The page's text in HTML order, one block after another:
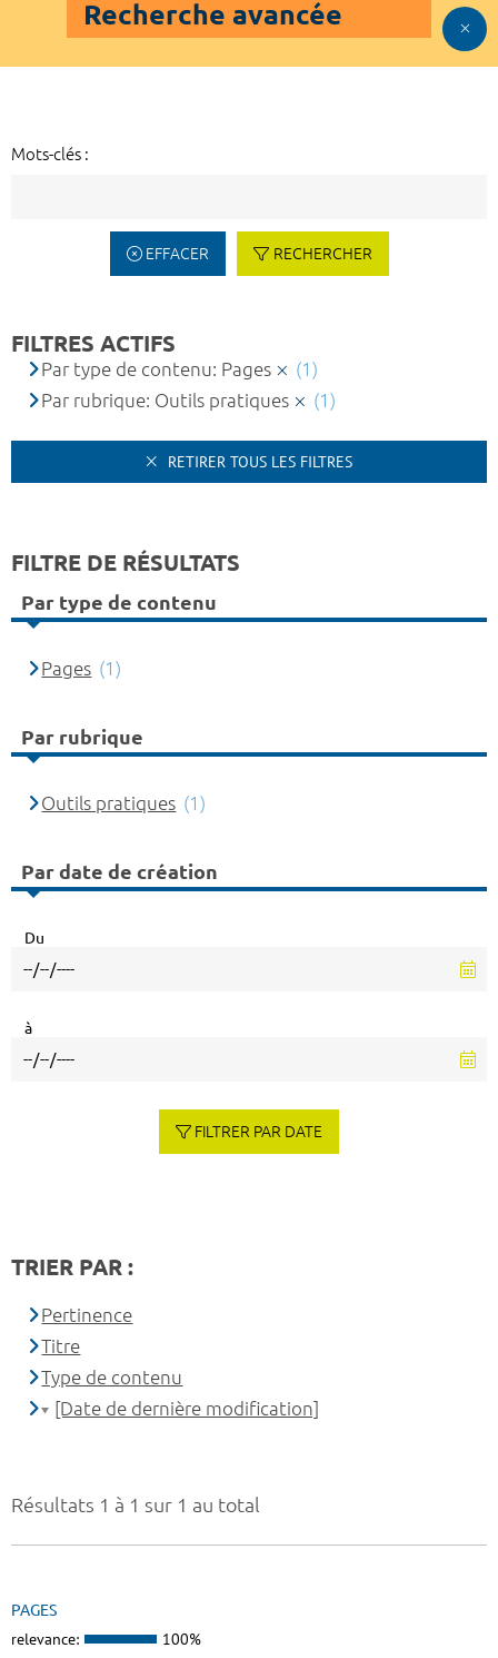
Recherche avancée
Mots-clés :
EFFACER RECHERCHER
Résultats 1 à 1 sur 1 au total
PAGES
relevance: 100%
FILTRES ACTIFS
Par type de contenu: Pages
(1)
Par rubrique: Outils pratiques
(1)
RETIRER TOUS LES FILTRES
FILTRE DE RÉSULTATS
Par type de contenu
Pages (1)
Par rubrique
Outils pratiques (1)
Par date de création
Du
à
FILTRER PAR DATE
TRIER PAR :
Pertinence
Titre
Type de contenu
[Date de dernière modification]